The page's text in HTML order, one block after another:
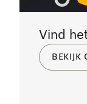
Vind
BEKIJK